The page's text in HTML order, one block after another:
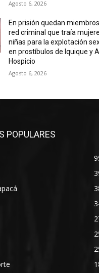
Agosto 6, 2026
En prisión quedan
red criminal que traía
niñas para la explotación
en prostíbulos de Iquique y
Hospicio
Agosto 6, 2026
POPULARES